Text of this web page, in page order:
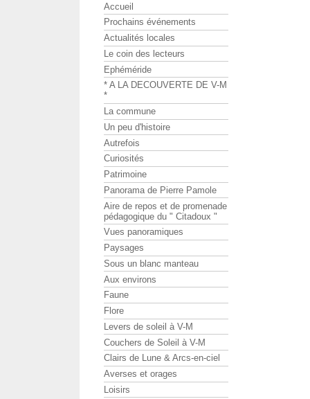
Accueil
Prochains événements
Actualités locales
Le coin des lecteurs
Ephéméride
* A LA DECOUVERTE DE V-M
*
La commune
Un peu d'histoire
Autrefois
Curiosités
Patrimoine
Panorama de Pierre Pamole
Aire de repos et de promenade
pédagogique du " Citadoux "
Vues panoramiques
Paysages
Sous un blanc manteau
Aux environs
Faune
Flore
Levers de soleil à V-M
Couchers de Soleil à V-M
Clairs de Lune & Arcs-en-ciel
Averses et orages
Loisirs